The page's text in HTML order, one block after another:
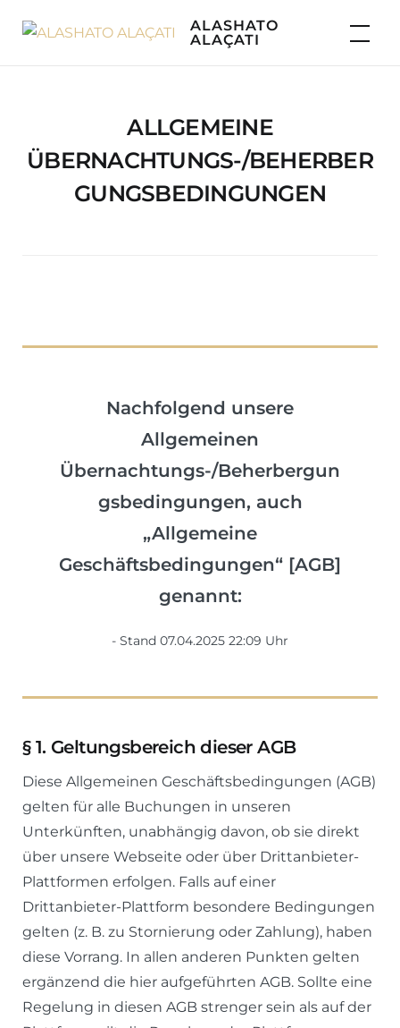
ALASHATO
ALAÇATI
ALLGEMEINE
ÜBERNACHTUNGS-/BEHERBER
GUNGSBEDINGUNGEN
Nachfolgend unsere
Allgemeinen
Übernachtungs-/Beherbergun
gsbedingungen, auch
„Allgemeine
Geschäftsbedingungen“ [AGB]
genannt:
Stand 07.04.2025 22:09 Uhr
§ 1. Geltungsbereich dieser AGB
Diese Allgemeinen Geschäftsbedingungen (AGB)
gelten für alle Buchungen in unseren
Unterkünften, unabhängig davon, ob sie direkt
über unsere Webseite oder über Drittanbieter-
Plattformen erfolgen. Falls auf einer
Drittanbieter-Plattform besondere Bedingungen
gelten (z. B. zu Stornierung oder Zahlung), haben
diese Vorrang. In allen anderen Punkten gelten
ergänzend die hier aufgeführten AGB. Sollte eine
Regelung in diesen AGB strenger sein als auf der